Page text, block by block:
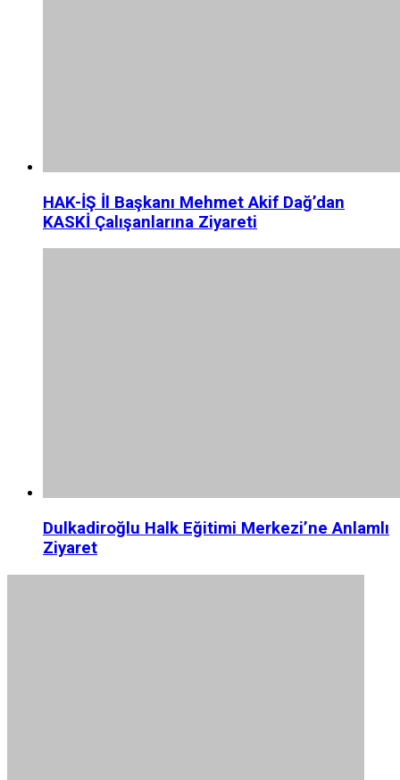
HAK-İŞ İl Başkanı Mehmet Akif Dağ’dan
KASKİ Çalışanlarına Ziyareti
Dulkadiroğlu Halk Eğitimi Merkezi’ne Anlamlı
Ziyaret